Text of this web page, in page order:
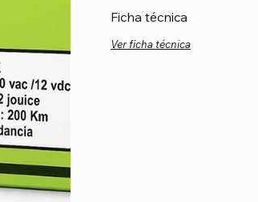
Ficha técnica
Ver ficha técnica